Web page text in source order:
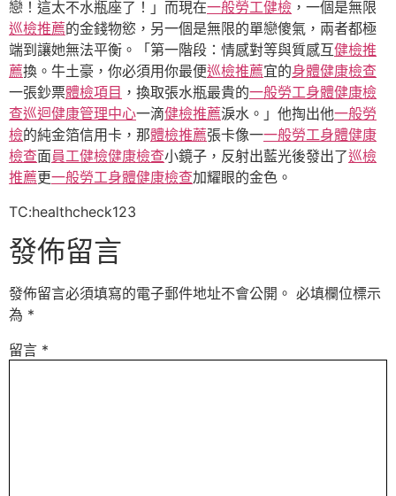
戀！這太不水瓶座了！」而現在一般勞工健檢 ，一個是無限
巡檢推薦的金錢物慾，另一個是無限的單戀傻氣，兩者都極
端到讓她無法平衡。「第一階段：情感對等與質感互健檢推
薦換。牛土豪，你必須用你最便巡檢推薦宜的身體健康檢查
一張鈔票體檢項目 ，換取張水瓶最貴的一般勞工身體健康檢
查巡迴健康管理中心一滴健檢推薦淚水。」他掏出他一般勞
檢的純金箔信用卡，那體檢推薦張卡像一一般勞工身體健康
檢查面員工健檢健康檢查小鏡子，反射出藍光後發出了巡檢
推薦更一般勞工身體健康檢查加耀眼的金色。
TC:healthcheck123
發佈留言
發佈留言必須填寫的電子郵件地址不會公開。 必填欄位標示
為 *
留言 *